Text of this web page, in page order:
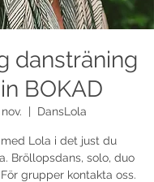
dansträning
BOKAD
DansLola
Lola i det just du
Bröllopsdans, solo, duo
grupper kontakta oss.